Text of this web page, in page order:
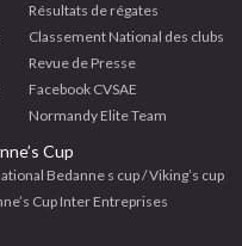
Résultats de régates
Classement National des clubs
Revue de Presse
Facebook CVSAE
Normandy Elite Team
Cup
Bedanne s cup / Viking’s cup
Cup Inter Entreprises